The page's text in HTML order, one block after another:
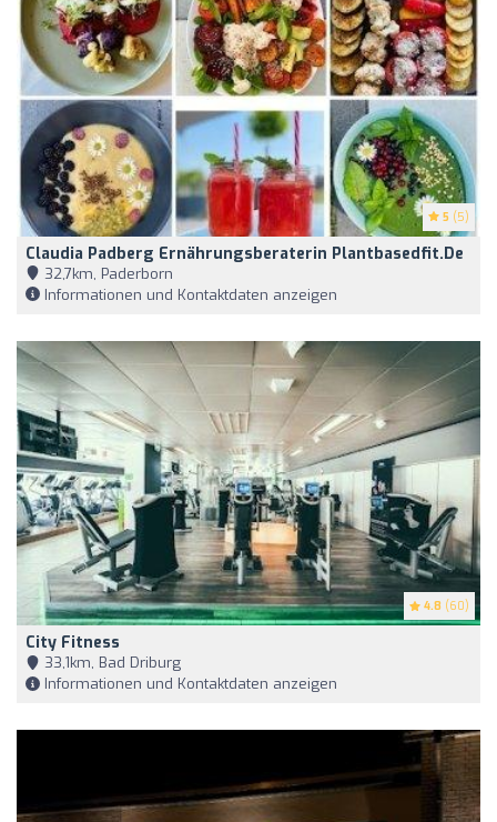
5 (5)
Claudia Padberg Ernährungsberaterin Plantbasedfit.de
32,7km, Paderborn
Informationen und Kontaktdaten anzeigen
4.8 (60)
City Fitness
33,1km, Bad Driburg
Informationen und Kontaktdaten anzeigen